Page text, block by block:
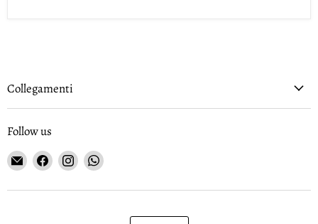
Collegamenti
Follow us
Email
Gioielleria
Curnis
Find
on
Find
on
Find
on